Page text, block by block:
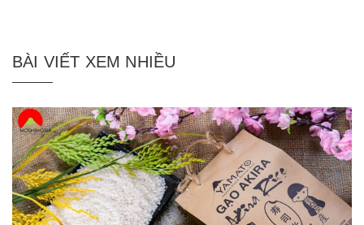
BÀI VIẾT XEM NHIỀU